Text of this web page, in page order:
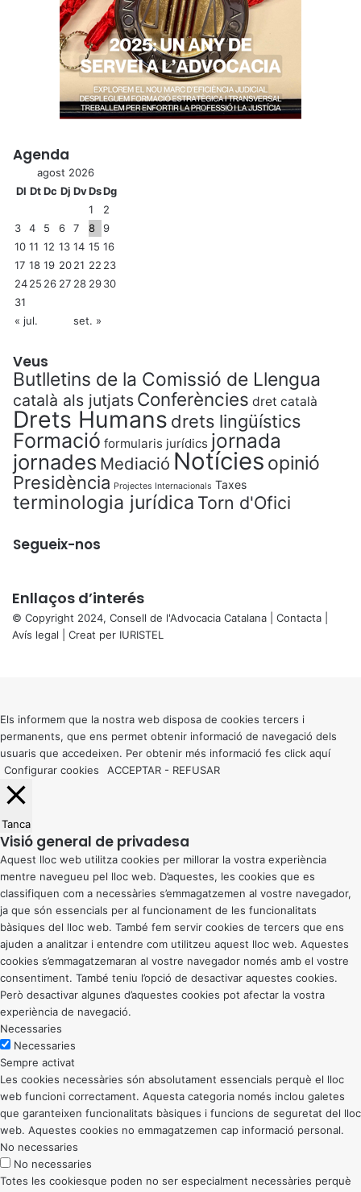
Agenda
agost 2026
Dl DtDc Dj DvDsDg
1
2
3
4 5 6 7 8
9
10 11 12 13 14 15 16
17 18 19 2021 22 23
2425 26 27 28 2930
31
« jul.
set. »
Veus
Butlletins de la Comissió de Llengua
català als jutjats Conferències dret català
Drets Humans drets lingüístics
Formació formularis jurídics jornada
jornades Mediació Notícies opinió
Presidència Projectes Internacionals Taxes
terminologia jurídica Torn d'Ofici
Segueix-nos
Enllaços d’interés
© Copyright 2024, Consell de l'Advocacia Catalana | Contacta
Avís legal | Creat per IURISTEL
button
Els informem que la nostra web disposa de cookies tercers i
permanents, que ens permet obtenir informació de navegació dels
usuaris que accedeixen. Per obtenir més informació fes click aquí
Configurar cookies
ACCEPTAR - REFUSAR
Tanca
Visió general de privadesa
Aquest lloc web utilitza cookies per millorar la vostra experiència
mentre navegueu pel lloc web. D’aquestes, les cookies que es
classifiquen com a necessàries s’emmagatzemen al vostre navegador,
ja que són essencials per al funcionament de les funcionalitats
bàsiques del lloc web. També fem servir cookies de tercers que ens
ajuden a analitzar i entendre com utilitzeu aquest lloc web. Aquestes
cookies s’emmagatzemaran al vostre navegador només amb el vostre
consentiment. També teniu l’opció de desactivar aquestes cookies.
Però desactivar algunes d’aquestes cookies pot afectar la vostra
experiència de navegació.
Necessaries
Necessaries
Sempre activat
Les cookies necessàries són absolutament essencials perquè el lloc
web funcioni correctament. Aquesta categoria només inclou galetes
que garanteixen funcionalitats bàsiques i funcions de seguretat del lloc
web. Aquestes cookies no emmagatzemen cap informació personal.
No necessaries
No necessaries
Totes les cookiesque poden no ser especialment necessàries perquè